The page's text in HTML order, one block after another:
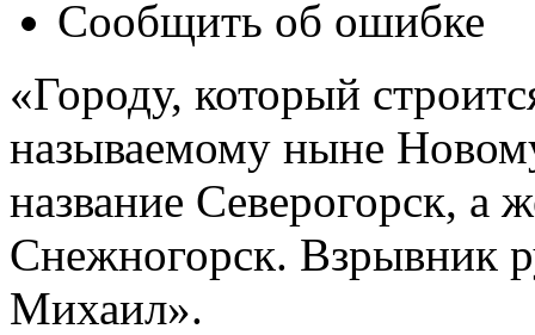
Сообщить об ошибке
«Городу, который
называемому ныне
название Северогорск, а
Снежногорск. Взрывник
Михаил».